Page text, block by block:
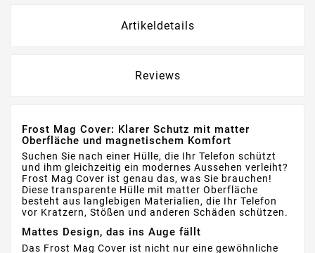
Artikeldetails
Reviews
Frost Mag Cover: Klarer Schutz mit matter
Oberfläche und magnetischem Komfort
Suchen Sie nach einer Hülle, die Ihr Telefon schützt
und ihm gleichzeitig ein modernes Aussehen verleiht?
Frost Mag Cover ist genau das, was Sie brauchen!
Diese transparente Hülle mit matter Oberfläche
besteht aus langlebigen Materialien, die Ihr Telefon
vor Kratzern, Stößen und anderen Schäden schützen.
Mattes Design, das ins Auge fällt
Das Frost Mag Cover ist nicht nur eine gewöhnliche